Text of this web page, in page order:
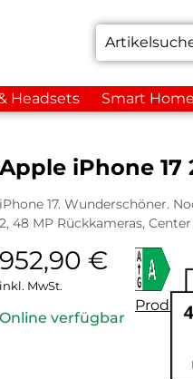
Headsets Smart Home
Apple iPhone 17
iPhone 17. Wunderschöner.
2, 48 MP Rückkameras,
952,90 €
inkl. MwSt.
Online verfügbar